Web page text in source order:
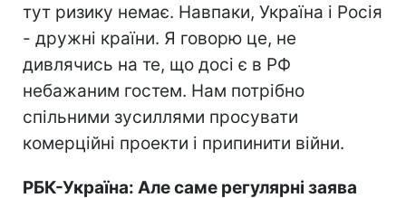
тут ризику немає. Навпаки, Україна і Росія
- дружні країни. Я говорю це, не
дивлячись на те, що досі є в РФ
небажаним гостем. Нам потрібно
спільними зусиллями просувати
комерційні проекти і припинити війни.
РБК-Україна: Але саме регулярні заява